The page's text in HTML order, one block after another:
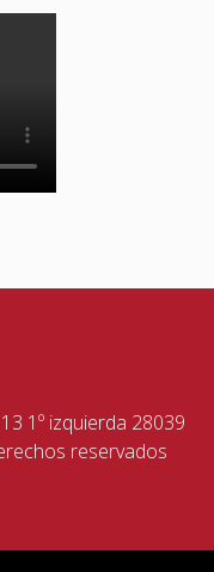
1º izquierda 28039
reservados